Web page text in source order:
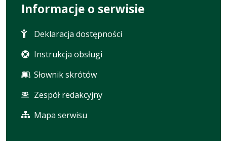
Informacje o serwisie
Deklaracja dostępności
Instrukcja obsługi
Słownik skrótów
Zespół redakcyjny
Mapa serwisu